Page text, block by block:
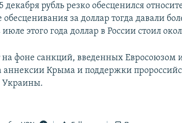
декабря рубль резко обесценился
за доллар тогда давали
этого года доллар в России стоил
на фоне санкций, введенных Евросоюзом
аннексии Крыма и поддержки
Украины.